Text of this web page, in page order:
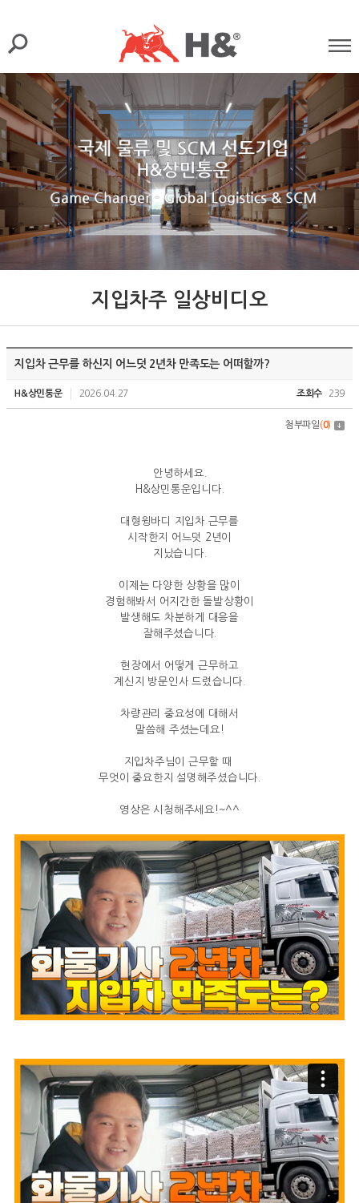
지입차주 일상비디오
지입차 근무를 하신지 어느덧 2년차 만족도는 어떠할까?
H&상민통운 2026.04.27 조회수 239
첨부파일(0)
안녕하세요.
H&상민통운입니다.
대형윙바디 지입차 근무를
시작한지 어느덧 2년이
지났습니다.
이제는 다양한 상황을 많이
경험해봐서 어지간한 돌발상황이
발생해도 차분하게 대응을
잘해주셨습니다.
현장에서 어떻게 근무하고
계신지 방문인사 드렸습니다.
차량관리 중요성에 대해서
말씀해 주셨는데요!
지입차주님이 근무할 때
무엇이 중요한지 설명해주셨습니다.
영상은 시청해주세요!~^^